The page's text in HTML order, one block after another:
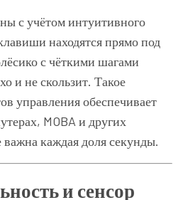
с учётом интуитивного
находятся прямо под
с чёткими шагами
и не скользит. Такое
управления обеспечивает
MOBA и других
каждая доля секунды.
и сенсор